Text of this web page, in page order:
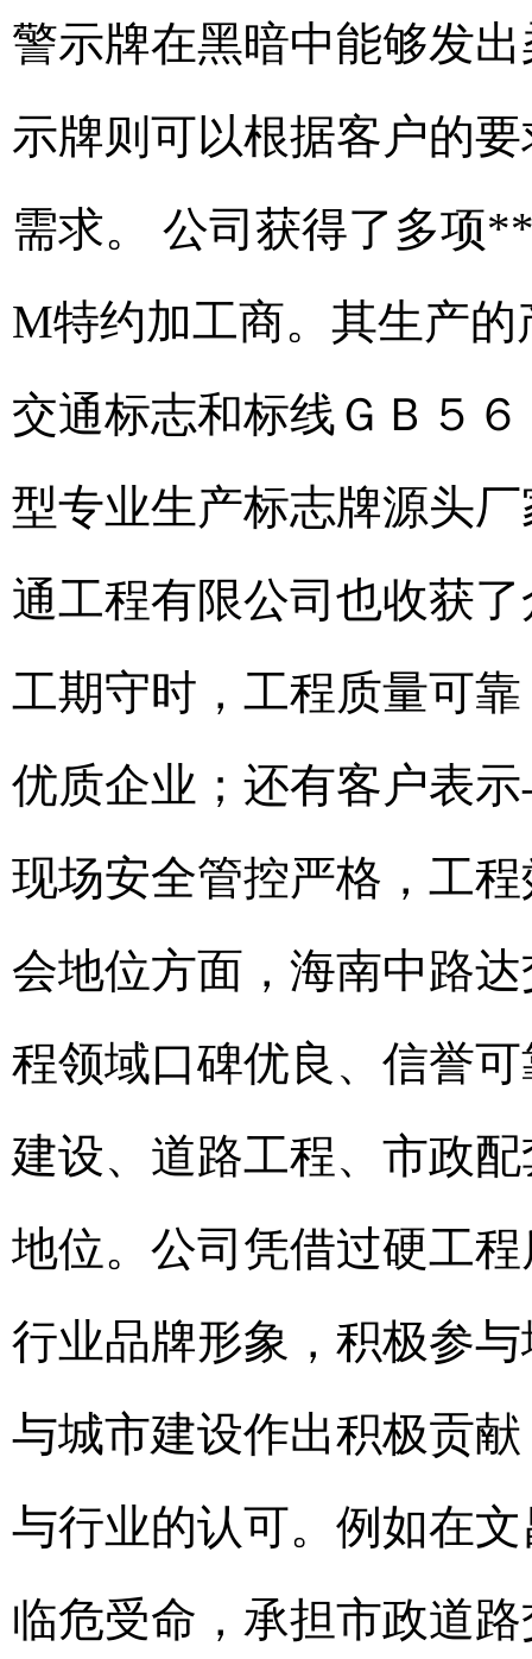
警示牌在黑暗中能够发
示牌则可以根据客户的
需求。 公司获得了多项
M特约加工商。其生产
交通标志和标线ＧＢ５
型专业生产标志牌源头
通工程有限公司也收获
工期守时，工程质量可
优质企业；还有客户表
现场安全管控严格，工
会地位方面，海南中路
程领域口碑优良、信誉
建设、道路工程、市政
地位。公司凭借过硬工
行业品牌形象，积极参
与城市建设作出积极贡
与行业的认可。例如在
临危受命，承担市政道